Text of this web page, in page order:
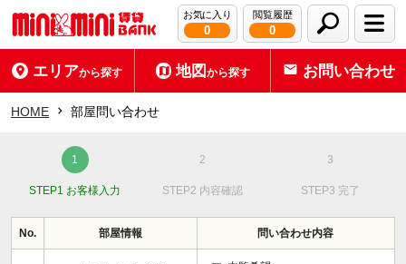
お気に入り
0
閲覧履歴
0
エリアから探す 地図から探す お問い合わせ
HOME 部屋問い合わせ
STEP1 お客様入力 STEP2 内容確認 STEP3 完了
No. 部屋情報 問い合わせ内容